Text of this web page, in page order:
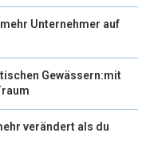
Unternehmer auf
Gewässern:mit
verändert als du